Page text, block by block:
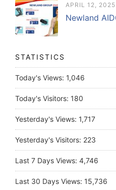
APRIL 12, 2025
Newland
STATISTICS
Today's Views: 1,046
Today's Visitors: 180
Yesterday's Views: 1,717
Yesterday's Visitors: 223
Last 7 Days Views: 4,746
Last 30 Days Views: 15,736